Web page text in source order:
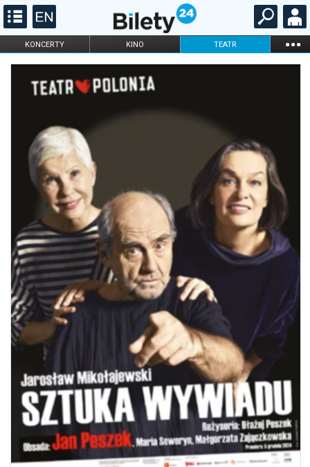
KONCERTY KINO TEATR ...
FILHARMONIA OPERA I BALET
DLA DZIECI
ONLINE